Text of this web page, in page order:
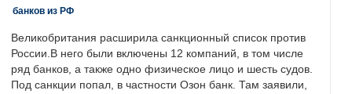
банков из РФ
Великобритания расширила санкционный список против
России.В него были включены 12 компаний, в том числе
ряд банков, а также одно физическое лицо и шесть судов.
Под санкции попал, в частности Озон банк. Там заявили,